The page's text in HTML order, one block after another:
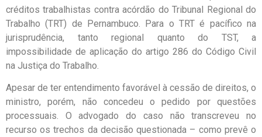
créditos trabalhistas contra acórdão do Tribunal Regional do
Trabalho (TRT) de Pernambuco. Para o TRT é pacífico na
jurisprudência, tanto regional quanto do TST, a
impossibilidade de aplicação do artigo 286 do Código Civil
na Justiça do Trabalho.
Apesar de ter entendimento favorável à cessão de direitos, o
ministro, porém, não concedeu o pedido por questões
processuais. O advogado do caso não transcreveu no
recurso os trechos da decisão questionada – como prevê o